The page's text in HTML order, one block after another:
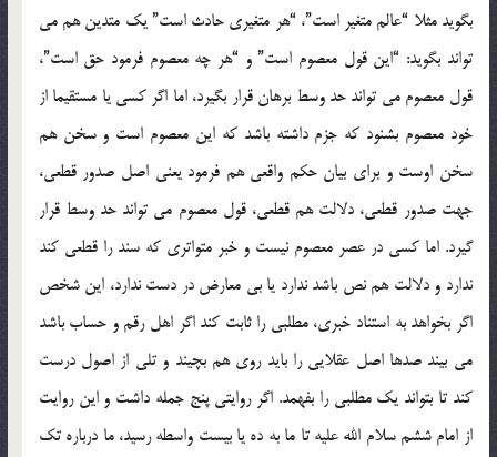
بگوید مثلا “عالم متغیر است”، “هر متغیری حادث است” یک متدین هم می
تواند بگوید: “این قول معصوم است” و “هر چه معصوم فرمود حق است”،
قول معصوم می تواند حد وسط برهان قرار بگیرد، اما اگر کسی یا مستقیما از
خود معصوم بشنود که جزم داشته باشد که این معصوم است و سخن هم
سخن اوست و برای بیان حکم واقعی هم فرمود یعنی اصل صدور قطعی،
جهت صدور قطعی، دلالت هم قطعی، قول معصوم می تواند حد وسط قرار
گیرد. اما کسی در عصر معصوم نیست و خبر متواتری که سند را قطعی کند
ندارد و دلالت هم نص باشد ندارد یا بی معارض در دست ندارد، این شخص
اگر بخواهد به استناد خبری، مطلبی را ثابت کند اگر اهل رقم و حساب باشد
می بیند صدها اصل عقلایی را باید روی هم بچیند و تلی از اصول درست
کند تا بتواند یک مطلبی را بفهمد. اگر روایتی پنج جمله داشت و این روایت
از امام ششم سلام الله علیه تا ما به ده یا بیست واسطه رسید، ما درباره تک